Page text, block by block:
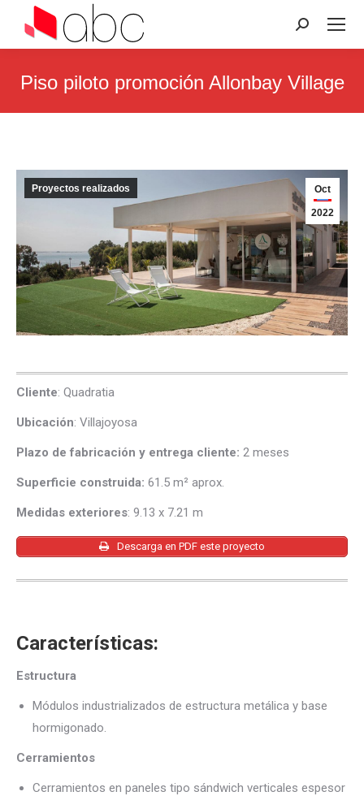
Search:
Piso piloto promoción Allonbay Village
Oct
2022
Proyectos realizados
Cliente: Quadratia
Ubicación: Villajoyosa
Plazo de fabricación y entrega cliente: 2 meses
Superficie construida: 61.5 m² aprox.
Medidas exteriores: 9.13 x 7.21 m
Descarga en PDF este proyecto
Características:
Estructura
Módulos industrializados de estructura metálica y base
hormigonado.
Cerramientos
Cerramientos en paneles tipo sándwich verticales espesor